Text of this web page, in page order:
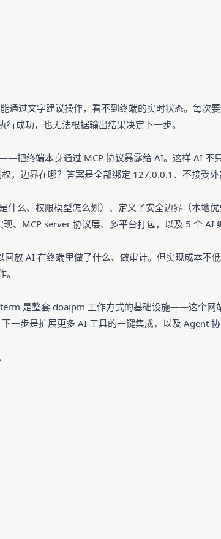
通过文字建议操作，看不到终端的实时状态。每次
成功，也无法根据输出结果决定下一步。
把终端本身通过 MCP 协议暴露给 AI。这样 AI 不
，边界在哪？答案是全部绑定 127.0.0.1、不接受
什么、权限模型怎么划）、定义了安全边界（本地
、MCP server 协议层、多平台打包，以及 5 个 AI
AI 在终端里做了什么、做审计。但实现成本不低
是整套 doaipm 工作方式的基础设施——这个网
一步是扩展更多 AI 工具的一键集成，以及 Agent 协